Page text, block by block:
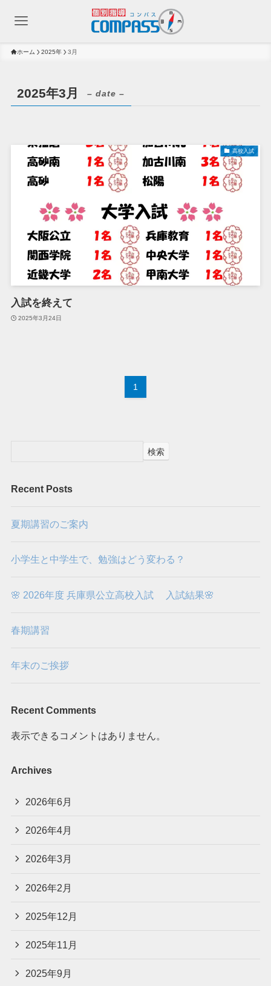
ホーム 2025年 3月
2025年3月 – date –
高校入試
入試を終えて
2025年3月24日
1
検索
Recent Posts
夏期講習のご案内
小学生と中学生で、勉強はどう変わる？
🌸 2026年度 兵庫県公立高校入試 入試結果🌸
春期講習
年末のご挨拶
Recent Comments
表示できるコメントはありません。
Archives
2026年6月
2026年4月
2026年3月
2026年2月
2025年12月
2025年11月
2025年9月